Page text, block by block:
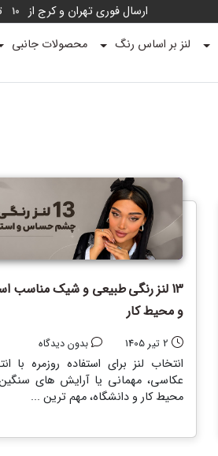
ارسال فوری تهران و کرج از 10
لنز بر اساس رنگ محصولات جانبی
13 لنز رنگی طبیعی و شیک مناسب
و محیط کار
2 تیر 1405 بدون دیدگاه
انتخاب لنز برای استفاده روزمره با
عکاسی، مهمانی یا آرایش های
محیط کار و دانشگاه، مهم ترین ...